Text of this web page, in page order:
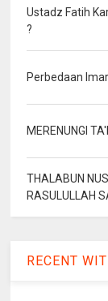
Ustadz Fatih
?
MERENUNGI
THALABUN
RASULULLAH
RECENT